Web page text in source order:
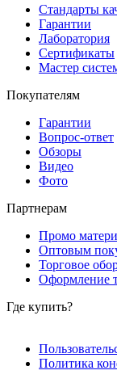
Стандарты
Гарантии
Лаборатория
Сертификаты
Мастер
Покупателям
Гарантии
Вопрос-ответ
Обзоры
Видео
Фото
Партнерам
Промо
Оптовым
Торговое
Оформление
Где купить?
Политика